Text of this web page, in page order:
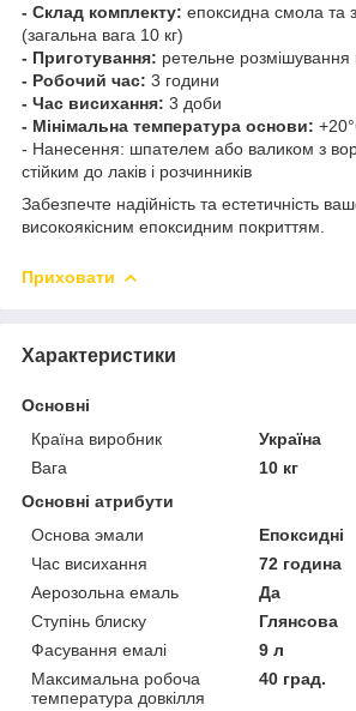
- Склад комплекту: епоксидна смола та
(загальна вага 10 кг)
- Приготування: ретельне
- Робочий час: 3 години
- Час висихання: 3 доби
- Мінімальна температура основи:
- Нанесення: шпателем або валиком з
стійким до лаків і розчинників
Забезпечте надійність та естетичність
високоякісним епоксидним покриттям.
Приховати
Характеристики
Основні
Країна виробник
Україна
Вага
10 кг
Основні атрибути
Основа эмали
Епоксидні
Час висихання
72 година
Аерозольна емаль
Да
Ступінь блиску
Глянсова
Фасування емалі
9 л
Максимальна робоча
температура довкілля
40 град.